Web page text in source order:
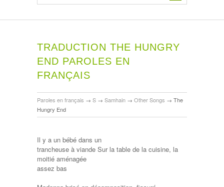
TRADUCTION THE HUNGRY
END PAROLES EN
FRANÇAIS
Paroles en français → S → Samhain → Other Songs → The
Hungry End
Il y a un bébé dans un
trancheuse à viande Sur la table de la cuisine, la
moitié aménagée
assez bas